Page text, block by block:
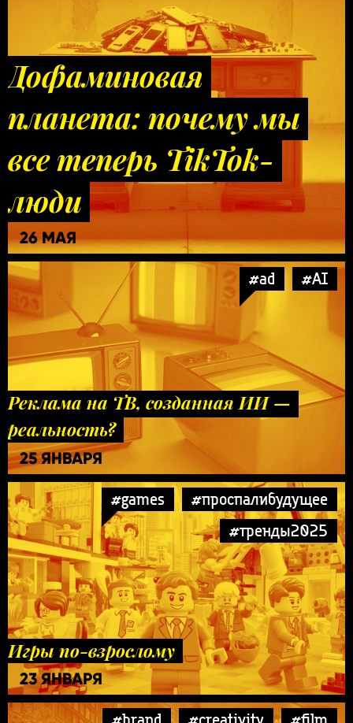
Дофаминовая
планета: почему мы
все теперь TikTok-
люди
26 МАЯ
#ad #AI
Реклама на ТВ, созданная ИИ —
реальность?
25 ЯНВАРЯ
#games
#проспалибудущее
#тренды2025
Игры по-взрослому
23 ЯНВАРЯ